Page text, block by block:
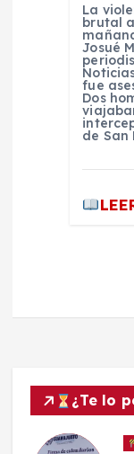
La
brutal
Josué
fue
Dos
de San
¿Te lo